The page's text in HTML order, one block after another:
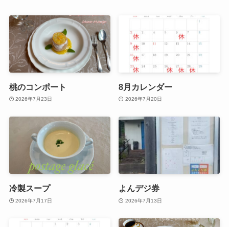
桃のコンポート
2026年7月23日
8月カレンダー
2026年7月20日
冷製スープ
2026年7月17日
よんデジ券
2026年7月13日